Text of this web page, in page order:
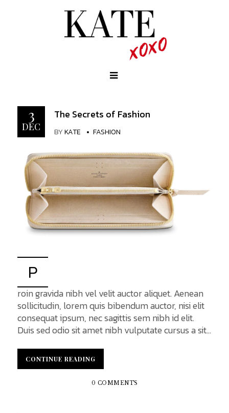
3
DEC
The Secrets of Fashion
BYKATE FASHION
P
roin gravida nibh vel velit auctor aliquet. Aenean
sollicitudin, lorem quis bibendum auctor, nisi elit
consequat ipsum, nec sagittis sem nibh id elit.
Duis sed odio sit amet nibh vulputate cursus a sit
nec tellus a odio tincidunt auctor a ornare odio.
Sed non mauris vitae erat auctor eu in elit. Class
aptent taciti sociosqu ad litora torquent per
CONTINUE READING
CONTINUE READING
0 COMMENTS